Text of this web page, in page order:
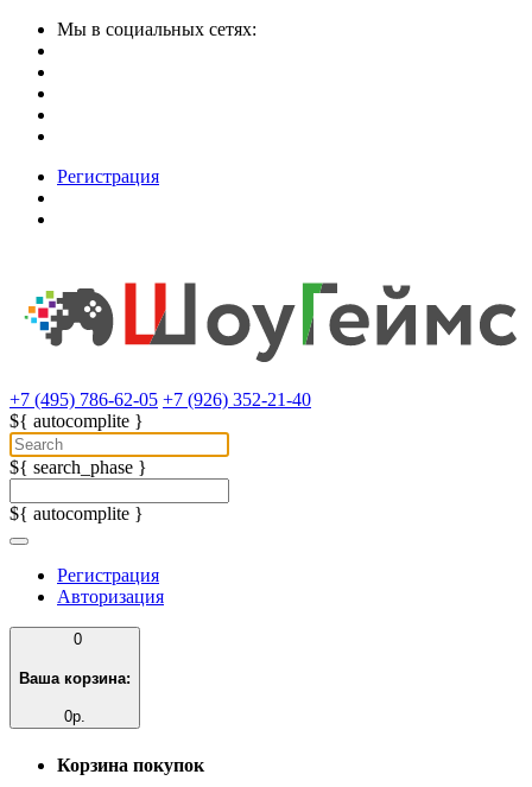
Мы в социальных сетях:
Регистрация
+7 (495) 786-62-05 +7 (926) 352-21-40
${ autocomplite }
${ search_phase }
${ autocomplite }
Регистрация
Авторизация
0
Ваша корзина:
0р.
Корзина покупок